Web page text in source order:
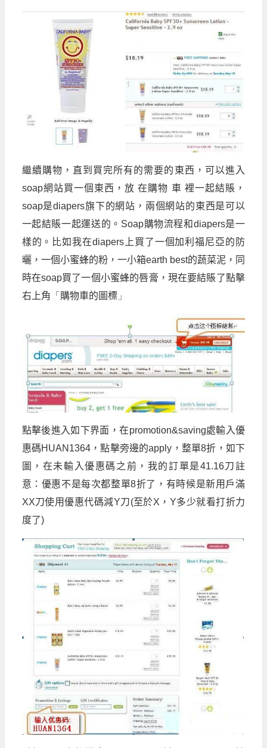
繼續購物，直到買完所有的需要的東西，可以進入
soap網站買一個東西，放 在購物 車 裡一起結賬，
soap是diapers旗下的網站，兩個網站的東西是可以
一起結賬一起運送的。 Soap購物流程和diapers是一
樣的。比如我在diapers 上買了一個加利福尼亞的防
曬，一個小蜜蜂的粉，一小箱earth best的蔬菜泥，同
時在soap買了一個小蜜蜂的唇膏，現在要結賬了點擊
右上角 「 購物車的圖標」
點擊後進入如下界面，在promotion&saving處輸入優
惠碼HUAN1364 ，點擊旁邊的apply ，整單8折，如下
圖，在未輸入優惠碼之前，我的訂單是41.16刀註
意：優惠不是每次都整單8折了，有時候是新用戶滿
XX刀使用優惠代碼減Y刀(至於X ， Y多少就看打折力
度了)